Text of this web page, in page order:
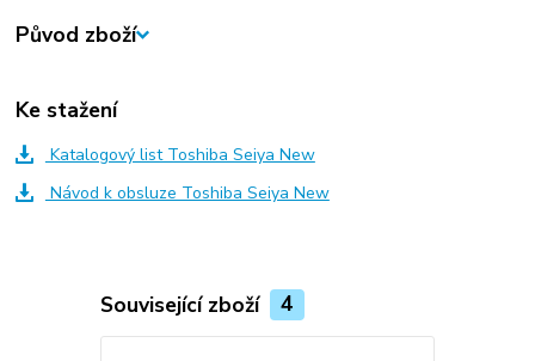
Původ zboží
Ke stažení
Katalogový list Toshiba Seiya New
Návod k obsluze Toshiba Seiya New
Související zboží 4